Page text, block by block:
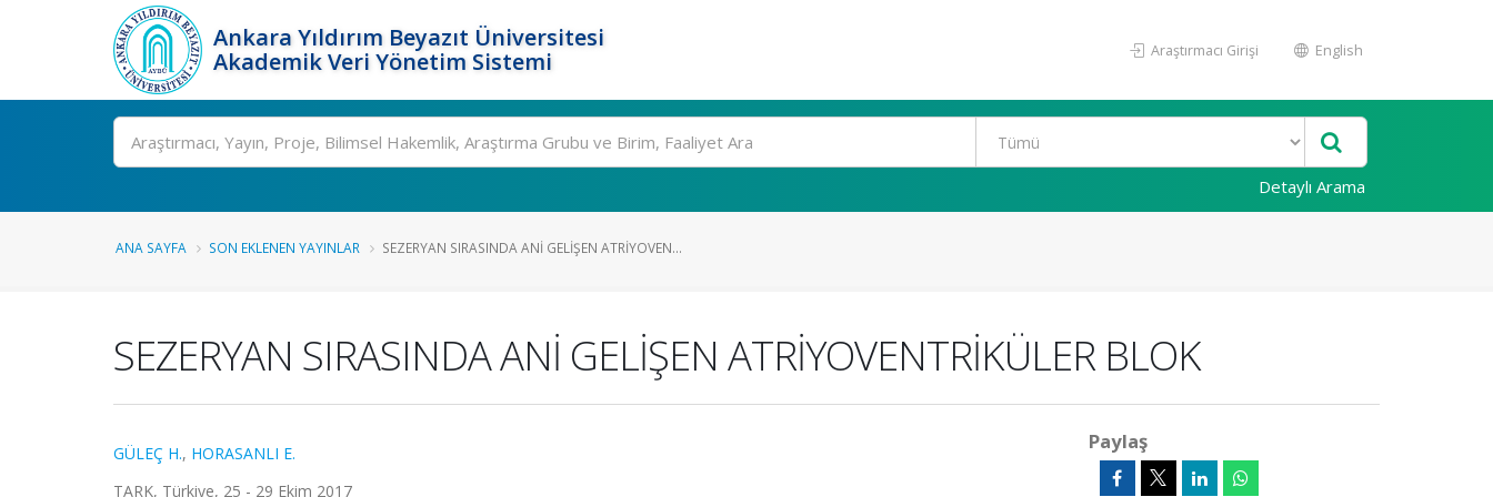
Ankara Yıldırım Beyazıt Üniversitesi
Akademik Veri Yönetim Sistemi
Araştırmacı Girişi English
Ara
Detaylı Arama
ANA SAYFA SON EKLENEN YAYINLAR SEZERYAN SIRASINDA ANİ GELİŞEN ATRİYOVEN...
SEZERYAN SIRASINDA ANİ GELİŞEN ATRİYOVENTRİKÜLER BLOK
GÜLEÇ H., HORASANLI E.
TARK, Türkiye, 25 - 29 Ekim 2017
Paylaş